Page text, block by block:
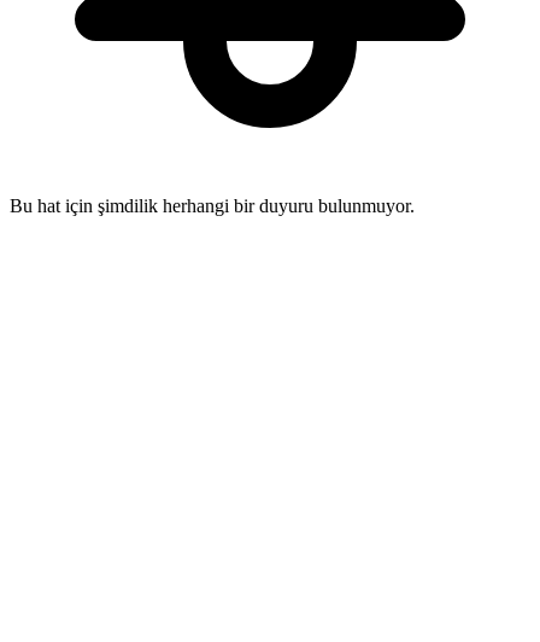
Bu hat için şimdilik herhangi bir duyuru bulunmuyor.